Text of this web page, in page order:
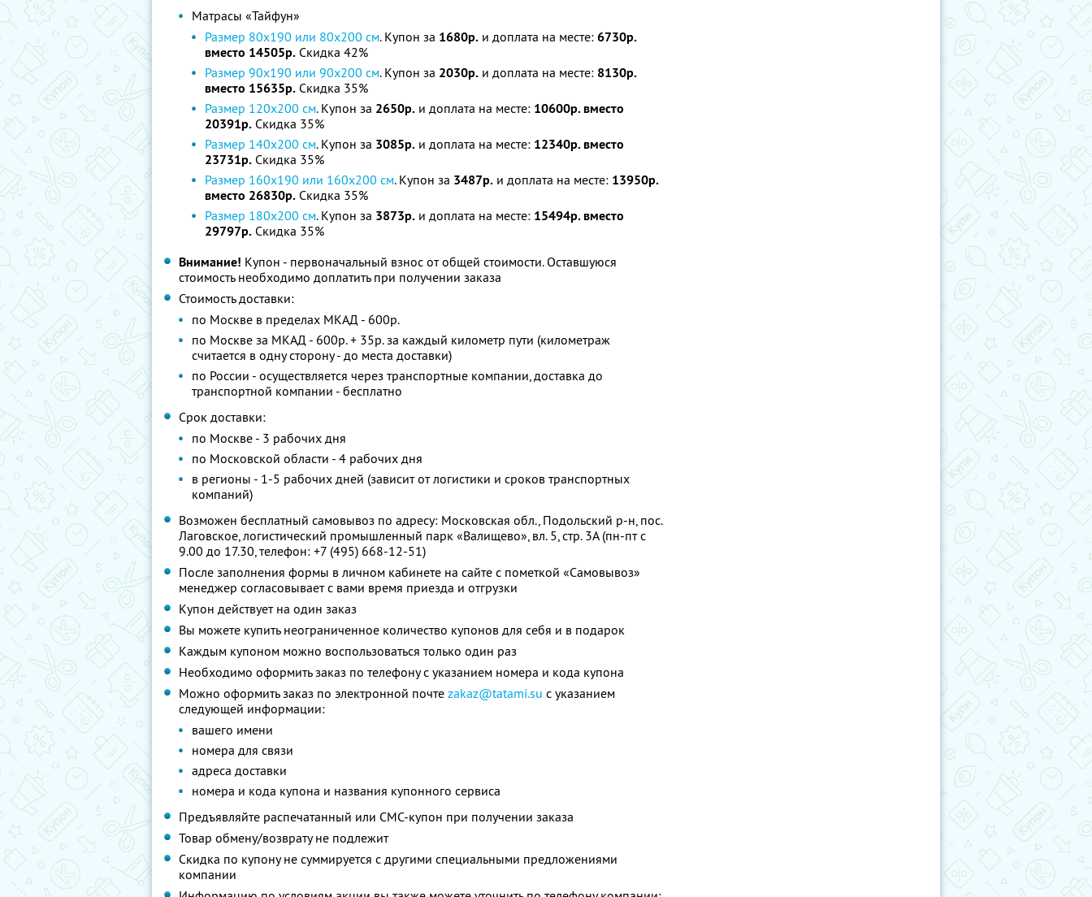
Матрасы «Тайфун»
Размер 80х190 или 80х200 см. Купон за 1680р. и доплата на месте: 6730р.
вместо 14505р. Скидка 42%
Размер 90х190 или 90х200 см. Купон за 2030р. и доплата на месте: 8130р.
вместо 15635р. Скидка 35%
Размер 120х200 см. Купон за 2650р. и доплата на месте: 10600р. вместо
20391р. Скидка 35%
Размер 140х200 см. Купон за 3085р. и доплата на месте: 12340р. вместо
23731р. Скидка 35%
Размер 160х190 или 160х200 см. Купон за 3487р. и доплата на месте: 13950р.
вместо 26830р. Скидка 35%
Размер 180х200 см. Купон за 3873р. и доплата на месте: 15494р. вместо
29797р. Скидка 35%
Внимание! Купон - первоначальный взнос от общей стоимости. Оставшуюся
стоимость необходимо доплатить при получении заказа
Стоимость доставки:
по Москве в пределах МКАД - 600р.
по Москве за МКАД - 600р. + 35р. за каждый километр пути (километраж
считается в одну сторону - до места доставки)
по России - осуществляется через транспортные компании, доставка до
транспортной компании - бесплатно
Срок доставки:
по Москве - 3 рабочих дня
по Московской области - 4 рабочих дня
в регионы - 1-5 рабочих дней (зависит от логистики и сроков транспортных
компаний)
Возможен бесплатный самовывоз по адресу: Московская обл., Подольский р-н, пос.
Лаговское, логистический промышленный парк «Валищево», вл. 5, стр. 3А (пн-пт с
9.00 до 17.30, телефон: +7 (495) 668-12-51)
После заполнения формы в личном кабинете на сайте с пометкой «Самовывоз»
менеджер согласовывает с вами время приезда и отгрузки
Купон действует на один заказ
Вы можете купить неограниченное количество купонов для себя и в подарок
Каждым купоном можно воспользоваться только один раз
Необходимо оформить заказ по телефону с указанием номера и кода купона
Можно оформить заказ по электронной почте zakaz@tatami.su с указанием
следующей информации:
вашего имени
номера для связи
адреса доставки
номера и кода купона и названия купонного сервиса
Предъявляйте распечатанный или СМС-купон при получении заказа
Товар обмену/возврату не подлежит
Скидка по купону не суммируется с другими специальными предложениями
компании